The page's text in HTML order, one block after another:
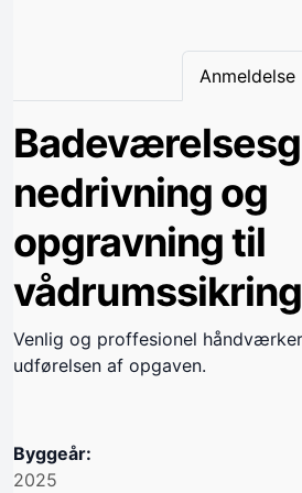
Anmeldelse
nedrivning og
opgravning til
vådrumssikring
Venlig og proffesionel
udførelsen af opgaven.
Byggeår:
2025